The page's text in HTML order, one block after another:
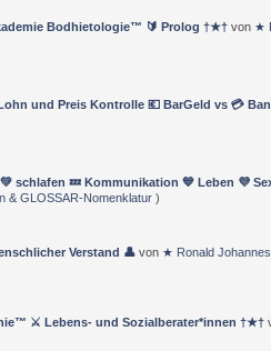
Bodhietologie™ 🔰 Prolog †★†von ★
und Preis Kontrolle 💶 BarGeld vs 💳
💚 schlafen 💤 Kommunikation 💙 Leben 💜
& GLOSSAR-Nomenklatur)
Verstand 👤 von ★ Ronald
⚔ Lebens- und Sozialberater*innen †★†